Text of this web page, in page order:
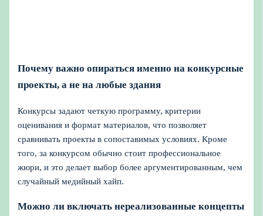
Почему важно опираться именно на конкурсные
проекты, а не на любые здания
Конкурсы задают четкую программу, критерии
оценивания и формат материалов, что позволяет
сравнивать проекты в сопоставимых условиях. Кроме
того, за конкурсом обычно стоит профессиональное
жюри, и это делает выбор более аргументированным, чем
случайный медийный хайп.
Можно ли включать нереализованные концепты